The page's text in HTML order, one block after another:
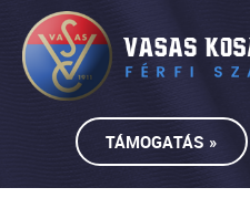
TÁMOGATÁS »